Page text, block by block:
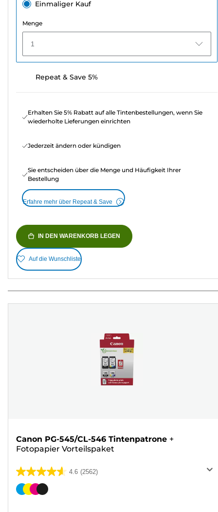
Einmaliger Kauf
Menge
1
Repeat & Save 5%
Erhalten Sie 5% Rabatt auf alle Tintenbestellungen, wenn Sie
wiederholte Lieferungen einrichten
Jederzeit ändern oder kündigen
Sie entscheiden über die Menge und Häufigkeit Ihrer
Bestellung
Erfahre mehr über Repeat & Save
IN DEN WARENKORB LEGEN
Auf die Wunschliste
Canon PG-545/CL-546 Tintenpatrone +
Fotopapier Vorteilspaket
4.6 (2562)
4.6
von
Farbpatrone